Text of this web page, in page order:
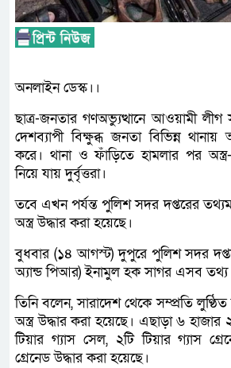
অনলাইন ডেস্ক।।
ছাত্র-জনতার গণঅভ্যুত্থানে আওয়ামী
দেশব্যাপী বিক্ষুব্ধ জনতা বিভিন্ন
করে। থানা ও ফাঁড়িতে হামলার পর
নিয়ে যায় দুর্বৃত্তরা।
তবে এখন পর্যন্ত পুলিশ সদর দপ্তরের
অস্ত্র উদ্ধার করা হয়েছে।
বুধবার (১৪ আগস্ট) দুপুরে পুলিশ সদর
অ্যান্ড পিআর) ইনামুল হক সাগর এসব তথ্য
তিনি বলেন, সারাদেশ থেকে সম্প্রতি
অস্ত্র উদ্ধার করা হয়েছে। এছাড়া ৬
টিয়ার গ্যাস সেল, ২টি টিয়ার গ্যাস
গ্রেনেড উদ্ধার করা হয়েছে।